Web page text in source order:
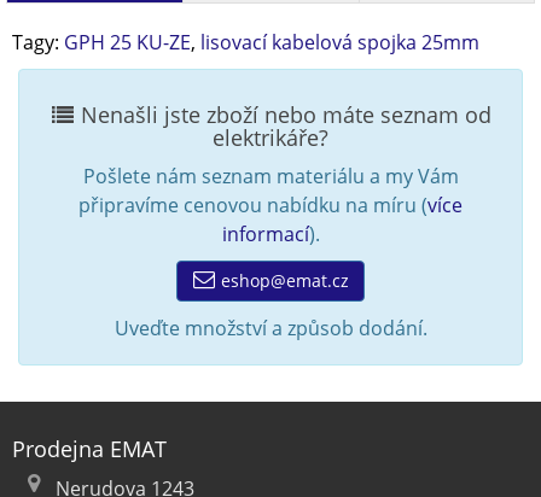
Tagy: GPH 25 KU-ZE, lisovací kabelová spojka 25mm
Nenašli jste zboží nebo máte seznam od
elektrikáře?
Pošlete nám seznam materiálu a my Vám
připravíme cenovou nabídku na míru (více
informací).
eshop@emat.cz
Uveďte množství a způsob dodání.
Prodejna EMAT
Nerudova 1243